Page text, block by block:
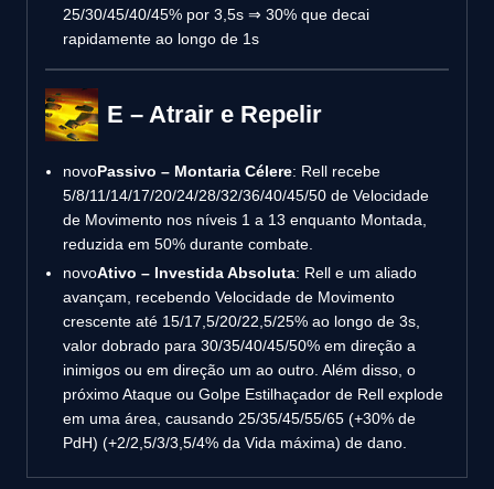
25/30/45/40/45% por 3,5s ⇒ 30% que decai
rapidamente ao longo de 1s
E – Atrair e Repelir
novoPassivo – Montaria Célere: Rell recebe
5/8/11/14/17/20/24/28/32/36/40/45/50 de Velocidade
de Movimento nos níveis 1 a 13 enquanto Montada,
reduzida em 50% durante combate.
novoAtivo – Investida Absoluta: Rell e um aliado
avançam, recebendo Velocidade de Movimento
crescente até 15/17,5/20/22,5/25% ao longo de 3s,
valor dobrado para 30/35/40/45/50% em direção a
inimigos ou em direção um ao outro. Além disso, o
próximo Ataque ou Golpe Estilhaçador de Rell explode
em uma área, causando 25/35/45/55/65 (+30% de
PdH) (+2/2,5/3/3,5/4% da Vida máxima) de dano.